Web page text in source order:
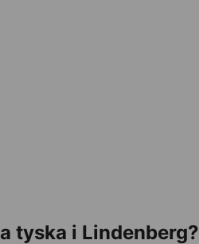
tyska i Lindenberg?